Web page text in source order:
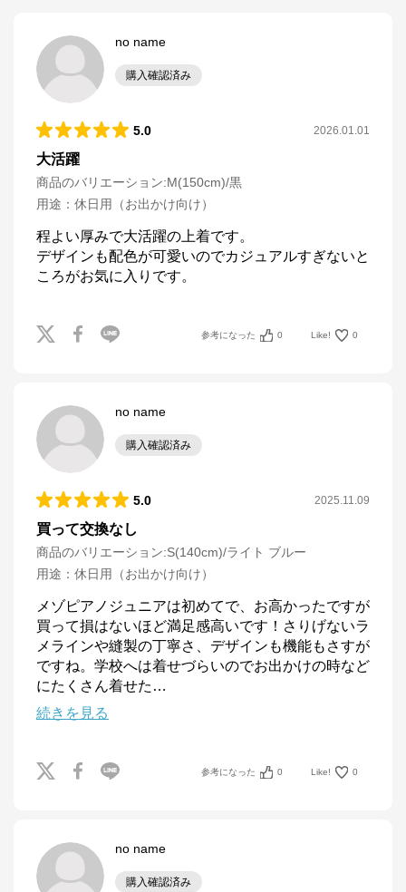
no name
購入確認済み
5.0 2026.01.01
大活躍
商品のバリエーション:M(150cm)/黒
用途 ： 休日用（お出かけ向け）
程よい厚みで大活躍の上着です。
デザインも配色が可愛いのでカジュアルすぎないと
ころがお気に入りです。
参考になった 0 Like! 0
no name
購入確認済み
5.0 2025.11.09
買って交換なし
商品のバリエーション:S(140cm)/ライト ブルー
用途 ： 休日用（お出かけ向け）
メゾピアノジュニアは初めてで、お高かったですが
買って損はないほど満足感高いです！さりげないラ
メラインや縫製の丁寧さ、デザインも機能もさすが
ですね。学校へは着せづらいのでお出かけの時など
にたくさん着せた …
続きを見る
参考になった 0 Like! 0
no name
購入確認済み